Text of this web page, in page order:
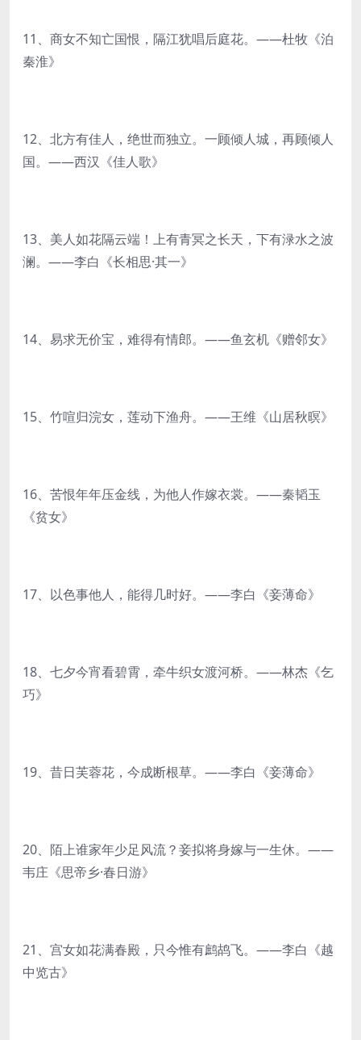
11、商女不知亡国恨，隔江犹唱后庭花。——杜牧《泊
秦淮》
12、北方有佳人，绝世而独立。一顾倾人城，再顾倾人
国。——西汉《佳人歌》
13、美人如花隔云端！上有青冥之长天，下有渌水之波
澜。——李白《长相思·其一》
14、易求无价宝，难得有情郎。——鱼玄机《赠邻女》
15、竹喧归浣女，莲动下渔舟。——王维《山居秋暝》
16、苦恨年年压金线，为他人作嫁衣裳。——秦韬玉
《贫女》
17、以色事他人，能得几时好。——李白《妾薄命》
18、七夕今宵看碧霄，牵牛织女渡河桥。——林杰《乞
巧》
19、昔日芙蓉花，今成断根草。——李白《妾薄命》
20、陌上谁家年少足风流？妾拟将身嫁与一生休。——
韦庄《思帝乡·春日游》
21、宫女如花满春殿，只今惟有鹧鸪飞。——李白《越
中览古》